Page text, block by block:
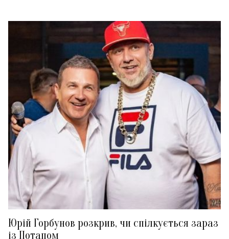
Юрій Горбунов розкрив, чи спілкується зараз
із Потапом